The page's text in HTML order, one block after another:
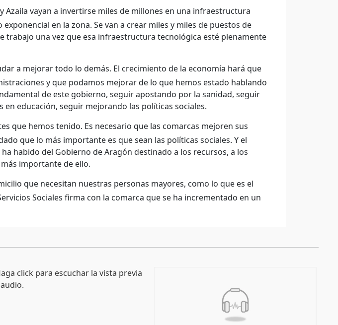
Azaila vayan a invertirse miles de millones en una infraestructura
en la zona. Se van a crear miles y miles de puestos de
trabajo una vez que esa infraestructura tecnológica esté plenamente
a mejorar todo lo demás. El crecimiento de la economía hará que
y que podamos mejorar de lo que hemos estado hablando
de este gobierno, seguir apostando por la sanidad, seguir
educación, seguir mejorando las políticas sociales.
que hemos tenido. Es necesario que las comarcas mejoren sus
que lo más importante es que sean las políticas sociales. Y el
habido del Gobierno de Aragón destinado a los recursos, a los
importante de ello.
que necesitan nuestras personas mayores, como lo que es el
Sociales firma con la comarca que se ha incrementado en un